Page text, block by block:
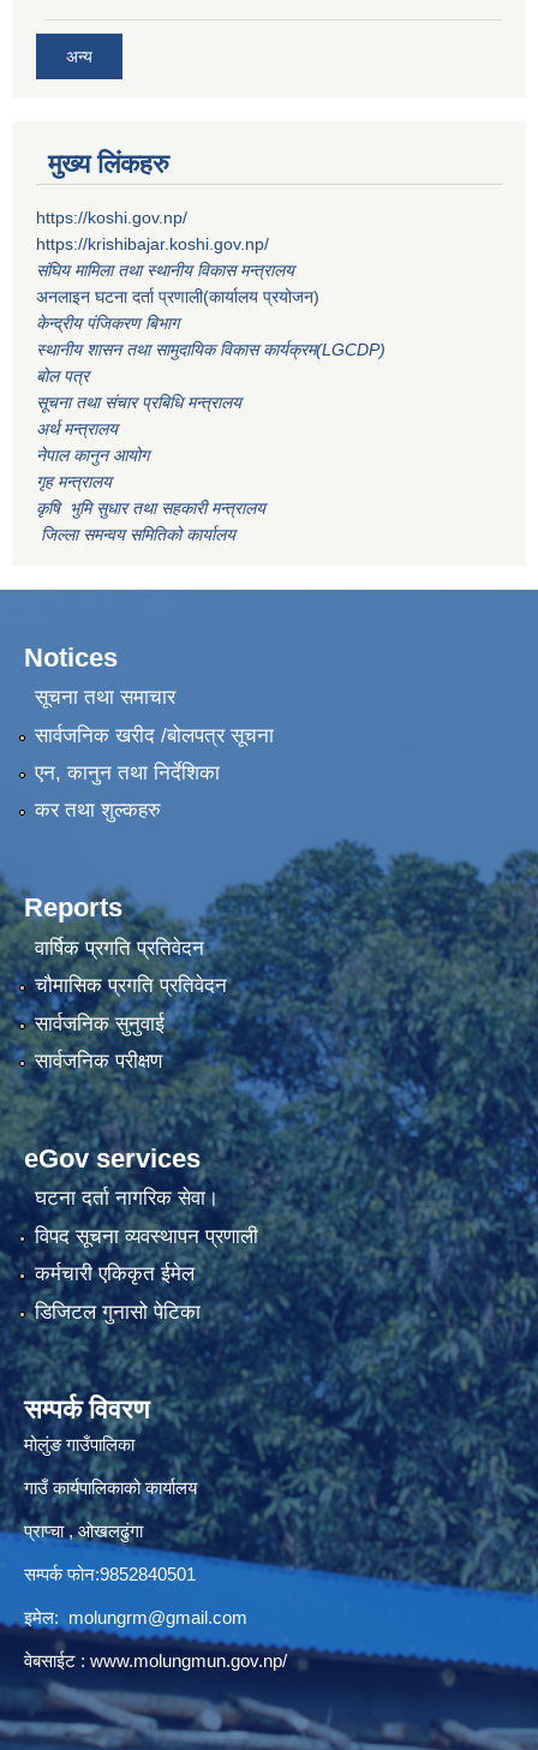
अन्य
मुख्य लिंकहरु
https://koshi.gov.np/
https://krishibajar.koshi.gov.np/
संघिय मामिला तथा स्थानीय विकास मन्त्रालय
अनलाइन घटना दर्ता प्रणाली(कार्यालय प्रयोजन)
केन्द्रीय पंजिकरण बिभाग
स्थानीय शासन तथा सामुदायिक विकास कार्यक्रम(LGCDP)
बोल पत्र
सूचना तथा संचार प्रबिधि मन्त्रालय
अर्थ मन्त्रालय
नेपाल कानुन आयोग
गृह मन्त्रालय
कृषि भुमि सुधार तथा सहकारी मन्त्रालय
जिल्ला समन्वय समितिको कार्यालय
Notices
सूचना तथा समाचार
सार्वजनिक खरीद /बोलपत्र सूचना
एन, कानुन तथा निर्देशिका
कर तथा शुल्कहरु
Reports
वार्षिक प्रगति प्रतिवेदन
चौमासिक प्रगति प्रतिवेदन
सार्वजनिक सुनुवाई
सार्वजनिक परीक्षण
eGov services
घटना दर्ता नागरिक सेवा।
विपद सूचना व्यवस्थापन प्रणाली
कर्मचारी एकिकृत ईमेल
डिजिटल गुनासो पेटिका
सम्पर्क विवरण
मोलुंङ गाउँपालिका
गाउँ कार्यपालिकाको कार्यालय
प्राप्चा , ओखलढुंगा
सम्पर्क फोन:9852840501
इमेल: molungrm@gmail.com
वेबसाईट : www.molungmun.gov.np/